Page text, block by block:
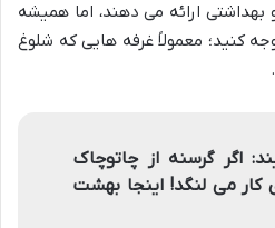
بهداشتی ارائه می دهند، اما همیشه
کنید؛ معمولاً غرفه هایی که شلوغ
اگر گرسنه از چاتوچاک
کار می لنگد! اینجا بهشت